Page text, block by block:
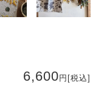
6,600 円 [税込]